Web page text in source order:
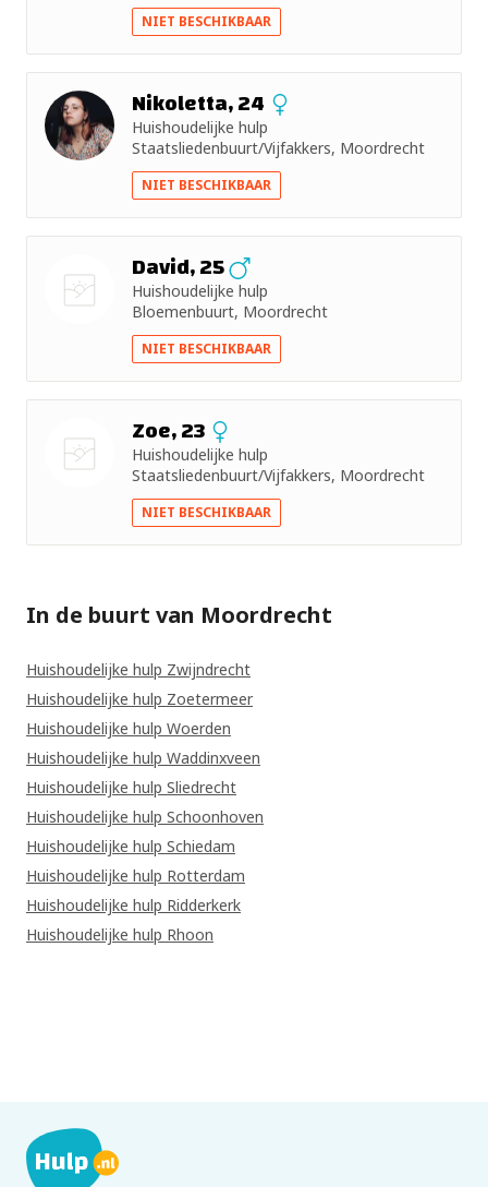
NIET BESCHIKBAAR
Nikoletta, 24
Huishoudelijke hulp
Staatsliedenbuurt/Vijfakkers, Moordrecht
NIET BESCHIKBAAR
David, 25
Huishoudelijke hulp
Bloemenbuurt, Moordrecht
NIET BESCHIKBAAR
Zoe, 23
Huishoudelijke hulp
Staatsliedenbuurt/Vijfakkers, Moordrecht
NIET BESCHIKBAAR
In de buurt van Moordrecht
Huishoudelijke hulp Zwijndrecht
Huishoudelijke hulp Zoetermeer
Huishoudelijke hulp Woerden
Huishoudelijke hulp Waddinxveen
Huishoudelijke hulp Sliedrecht
Huishoudelijke hulp Schoonhoven
Huishoudelijke hulp Schiedam
Huishoudelijke hulp Rotterdam
Huishoudelijke hulp Ridderkerk
Huishoudelijke hulp Rhoon